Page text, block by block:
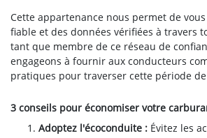
Cette appartenance nous permet de
fiable et des données vérifiées à travers
tant que membre de ce réseau de
engageons à fournir aux conducteurs
pratiques pour traverser cette période
3 conseils pour économiser votre
Adoptez l'écoconduite : Évitez les